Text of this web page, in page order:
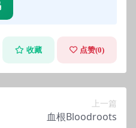
收藏 点赞(0)
上一篇
血根Bloodroots